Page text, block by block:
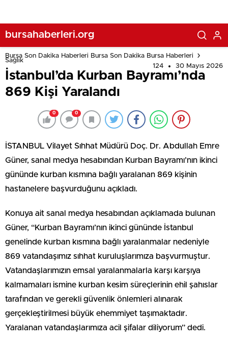
bursahaberleri.org
Bursa Son Dakika Haberleri Bursa Son Dakika Bursa Haberleri
Sağlık
124
30 Mayıs 2026
İstanbul’da Kurban Bayramı’nda
869 Kişi Yaralandı
0 0
İSTANBUL Vilayet Sıhhat Müdürü Doç. Dr. Abdullah Emre
Güner, sanal medya hesabından Kurban Bayramı’nın ikinci
gününde kurban kısmına bağlı yaralanan 869 kişinin
hastanelere başvurduğunu açıkladı.
Konuya ait sanal medya hesabından açıklamada bulunan
Güner, “Kurban Bayramı’nın ikinci gününde İstanbul
genelinde kurban kısmına bağlı yaralanmalar nedeniyle
869 vatandaşımız sıhhat kuruluşlarımıza başvurmuştur.
Vatandaşlarımızın emsal yaralanmalarla karşı karşıya
kalmamaları ismine kurban kesim süreçlerinin ehil şahıslar
tarafından ve gerekli güvenlik önlemleri alınarak
gerçekleştirilmesi büyük ehemmiyet taşımaktadır.
Yaralanan vatandaşlarımıza acil şifalar diliyorum” dedi.